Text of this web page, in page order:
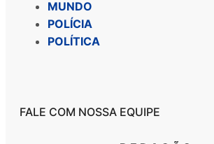
MUNDO
POLÍCIA
POLÍTICA
FALE COM NOSSA EQUIPE